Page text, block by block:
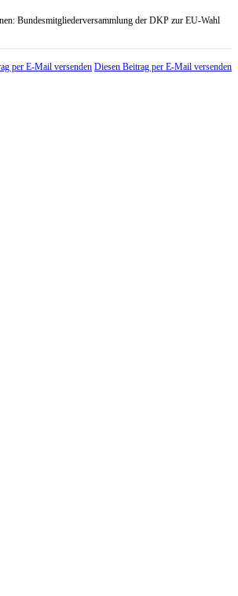
Bundesmitgliederversammlung der DKP zur EU-Wahl
Diesen Beitrag per E-Mail versenden